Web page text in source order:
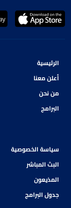
الرئيسية
أعلن معنا
من نحن
البرامج
سياسة الخصوصية
البث المباشر
المذيعون
جدول البرامج